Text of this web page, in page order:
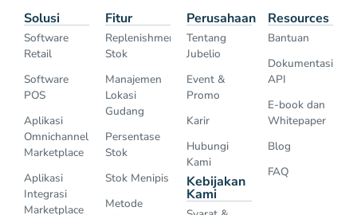
Solusi
Software
Retail
Software
POS
Aplikasi
Omnichannel
Marketplace
Aplikasi
Integrasi
Marketplace
Fitur
Replenishment
Stok
Manajemen
Lokasi
Gudang
Persentase
Stok
Stok Menipis
Metode
Perusahaan
Tentang
Jubelio
Event &
Promo
Karir
Hubungi
Kami
Kebijakan
Kami
Resources
Bantuan
Dokumentasi
API
E-book dan
Whitepaper
Blog
FAQ